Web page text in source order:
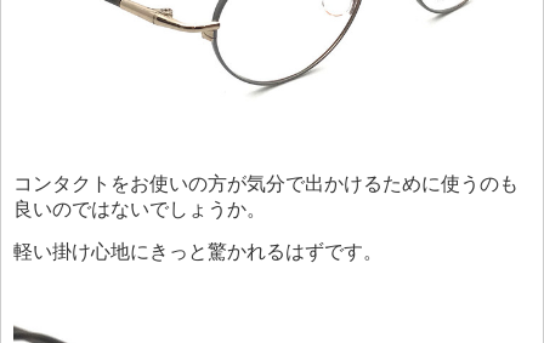
コンタクトをお使いの方が気分で出かけるために使うのも
良いのではないでしょうか。
軽い掛け心地にきっと驚かれるはずです。